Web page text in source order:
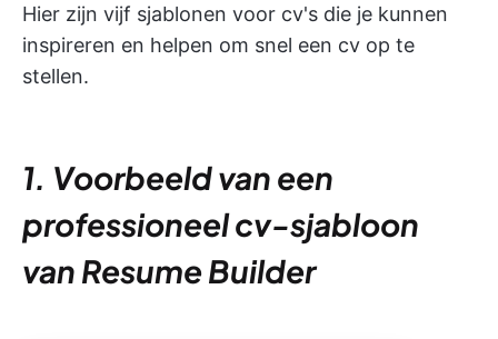
Hier zijn vijf sjablonen voor cv's die je kunnen
inspireren en helpen om snel een cv op te
stellen.
1. Voorbeeld van een
professioneel cv-sjabloon
van Resume Builder